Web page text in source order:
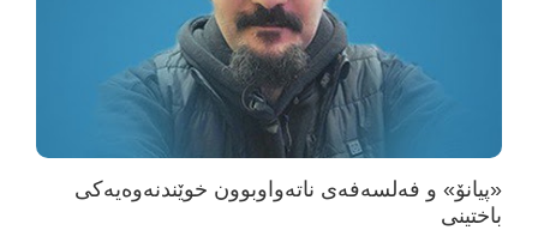
«پیانۆ» و فەلسەفەی ناتەواوبوون خوێندنەوەیەکی
باختینی